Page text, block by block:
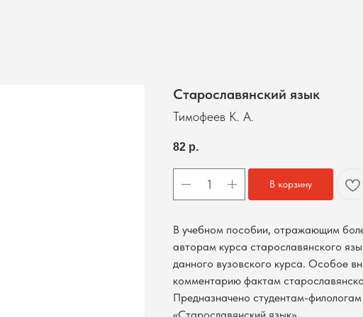
Старославянский язык
Тимофеев К. А.
82 р.
В корзину
В учебном пособии, отражающим
авторам курса старославянского
данного вузовского курса. Особое
комментарию фактам
Предназначено студентам-